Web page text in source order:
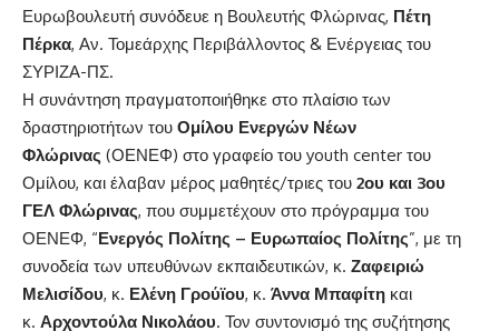
Ευρωβουλευτή συνόδευε η Βουλευτής Φλώρινας, Πέτη
Πέρκα, Αν. Τομεάρχης Περιβάλλοντος & Ενέργειας του
ΣΥΡΙΖΑ-ΠΣ.
Η συνάντηση πραγματοποιήθηκε στο πλαίσιο των
δραστηριοτήτων του Ομίλου Ενεργών Νέων
Φλώρινας (ΟΕΝΕΦ) στο γραφείο του youth center του
Ομίλου, και έλαβαν μέρος μαθητές/τριες του 2ου και 3ου
ΓΕΛ Φλώρινας, που συμμετέχουν στο πρόγραμμα του
ΟΕΝΕΦ, “Ενεργός Πολίτης – Ευρωπαίος Πολίτης”, με τη
συνοδεία των υπευθύνων εκπαιδευτικών, κ. Ζαφειριώ
Μελισίδου, κ. Ελένη Γρούϊου, κ. Άννα Μπαφίτη και
κ. Αρχοντούλα Νικολάου. Τον συντονισμό της συζήτησης